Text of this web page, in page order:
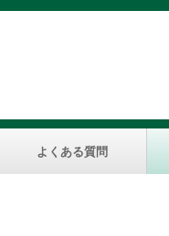
よくある質問